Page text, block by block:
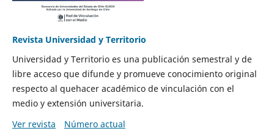
Revista Universidad y Territorio
Universidad y Territorio es una publicación semestral y de
libre acceso que difunde y promueve conocimiento original
respecto al quehacer académico de vinculación con el
medio y extensión universitaria.
Ver revista
Número actual